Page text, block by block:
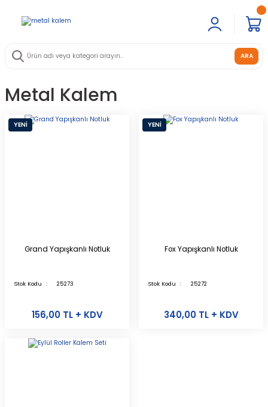
ARA
Metal Kalem
YENİ
Grand Yapışkanlı Notluk
Stok Kodu 25273
156,00 TL + KDV
YENİ
Fox Yapışkanlı Notluk
Stok Kodu 25272
340,00 TL + KDV